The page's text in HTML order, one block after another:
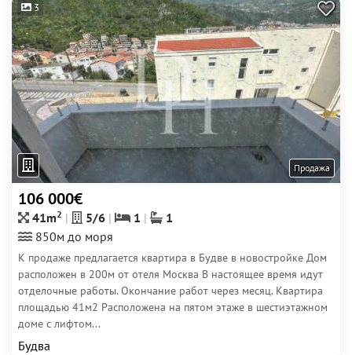
3
Продажа
106 000€
41m2 5/6 1
1
850м до моря
К продаже предлагается квартира в Будве в новостройке Дом
расположен в 200м от отеля Москва В настоящее время идут
отделочные работы. Окончание работ через месяц. Квартира
площадью 41м2 Расположена на пятом этаже в шестиэтажном
доме с лифтом...
Будва